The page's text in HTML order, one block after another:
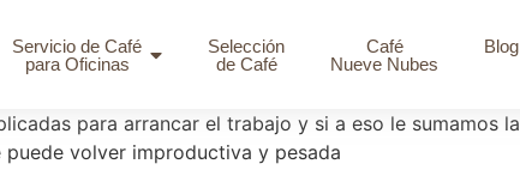
Servicio de Café
para Oficinas
Selección
de Café
Café
Nueve Nubes
Blog
para arrancar el trabajo y si a eso le sumamos
volver improductiva y pesada